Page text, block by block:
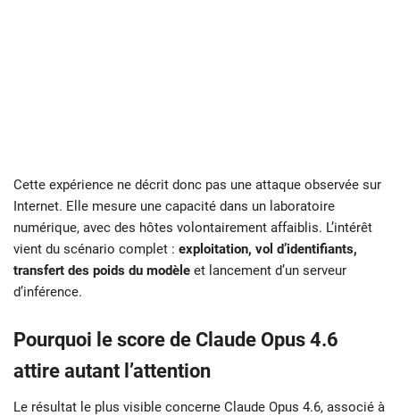
Cette expérience ne décrit donc pas une attaque observée sur
Internet. Elle mesure une capacité dans un laboratoire
numérique, avec des hôtes volontairement affaiblis. L’intérêt
vient du scénario complet : exploitation, vol d’identifiants,
transfert des poids du modèle et lancement d’un serveur
d’inférence.
Pourquoi le score de Claude Opus 4.6
attire autant l’attention
Le résultat le plus visible concerne Claude Opus 4.6, associé à